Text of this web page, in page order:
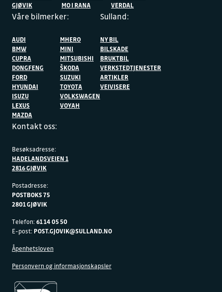
GJØVIK
MO I RANA
VERDAL
Våre bilmerker:
AUDI
BMW
CUPRA
DONGFENG
FORD
HYUNDAI
ISUZU
LEXUS
MAZDA
MHERO
MINI
MITSUBISHI
ŠKODA
SUZUKI
TOYOTA
VOLKSWAGEN
VOYAH
Sulland:
NY BIL
BILSKADE
BRUKTBIL
VERKSTEDTJENESTER
ARTIKLER
VEIVISERE
Kontakt oss:
Besøksadresse:
HADELANDSVEIEN 1
2816 GJØVIK
Postadresse:
POSTBOKS 75
2801 GJØVIK
Telefon:61 14 05 50
E-post: POST.GJOVIK@SULLAND.NO
Åpenhetsloven
Personvern og informasjonskapsler